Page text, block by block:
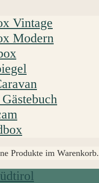
Vintage
Modern
Produkte im Warenkorb.